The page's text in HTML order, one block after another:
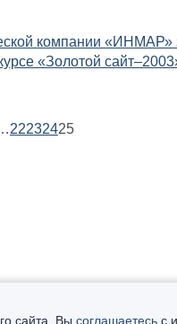
компании «ИНМАР»
«Золотой
22232425
сайта, Вы соглашаетесьс